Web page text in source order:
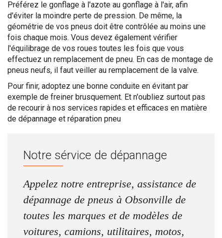
Préférez le gonflage à l'azote au gonflage à l'air, afin
d'éviter la moindre perte de pression. De même, la
géométrie de vos pneus doit être contrôlée au moins une
fois chaque mois. Vous devez également vérifier
l'équilibrage de vos roues toutes les fois que vous
effectuez un remplacement de pneu. En cas de montage de
pneus neufs, il faut veiller au remplacement de la valve.
Pour finir, adoptez une bonne conduite en évitant par
exemple de freiner brusquement. Et n'oubliez surtout pas
de recourir à nos services rapides et efficaces en matière
de dépannage et réparation pneu
Notre sérvice de dépannage
Appelez notre entreprise, assistance de
dépannage de pneus à Obsonville de
toutes les marques et de modèles de
voitures, camions, utilitaires, motos,